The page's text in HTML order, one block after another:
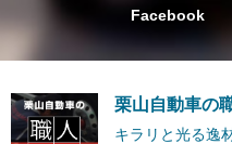
Facebook
栗山自動車の
キラリと光る逸